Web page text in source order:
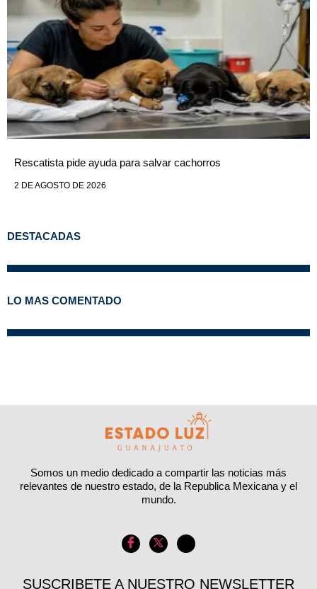
Rescatista pide ayuda para salvar cachorros
2 DE AGOSTO DE 2026
DESTACADAS
LO MAS COMENTADO
Somos un medio dedicado a compartir las noticias más
relevantes de nuestro estado, de la Republica Mexicana y el
mundo.
SUSCRIBETE A NUESTRO NEWSLETTER